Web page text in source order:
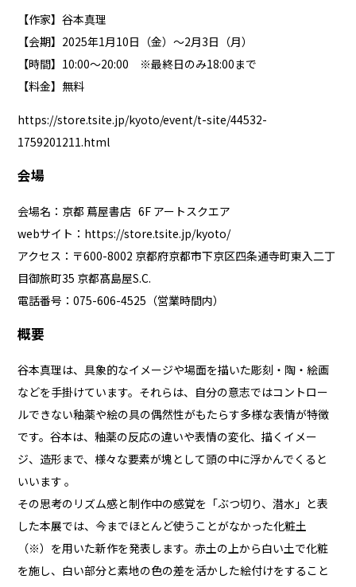
【作家】谷本真理
【会期】2025年1月10日（金）～2月3日（月）
【時間】10:00～20:00 ※最終日のみ18:00まで
【料金】無料
https://store.tsite.jp/kyoto/event/t-site/44532-
1759201211.html
会場
会場名：京都 蔦屋書店 6F アートスクエア
webサイト： https://store.tsite.jp/kyoto/
アクセス：〒600-8002 京都府京都市下京区四条通寺町東⼊⼆丁
⽬御旅町35 京都髙島屋S.C.
電話番号：075-606-4525（営業時間内）
概要
谷本真理は、具象的なイメージや場面を描いた彫刻・陶・絵画
などを手掛けています。それらは、自分の意志ではコントロー
ルできない釉薬や絵の具の偶然性がもたらす多様な表情が特徴
です。谷本は、釉薬の反応の違いや表情の変化、描くイメー
ジ、造形まで、様々な要素が塊として頭の中に浮かんでくると
いいます 。
その思考のリズム感と制作中の感覚を「ぶつ切り、潜水」と表
した本展では、今までほとんど使うことがなかった化粧土
（※）を用いた新作を発表します。赤土の上から白い土で化粧
を施し、白い部分と素地の色の差を活かした絵付けをすること